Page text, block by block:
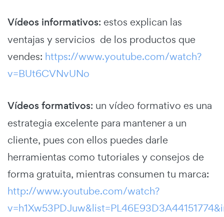
Vídeos informativos: estos explican las
ventajas y servicios de los productos que
vendes: https://www.youtube.com/watch?
v=BUt6CVNvUNo
Vídeos formativos: un vídeo formativo es una
estrategia excelente para mantener a un
cliente, pues con ellos puedes darle
herramientas como tutoriales y consejos de
forma gratuita, mientras consumen tu marca:
http://www.youtube.com/watch?